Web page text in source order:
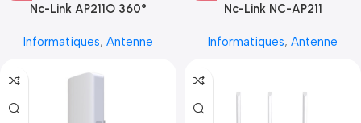
Nc-Link AP211O 360°
Informatiques, Antenne
Nc-Link NC-AP211
Informatiques, Antenne